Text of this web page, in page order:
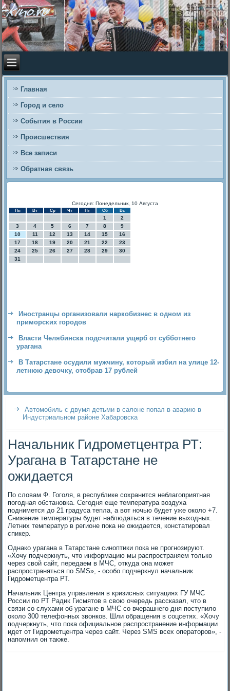
Главная
Город и село
События в России
Происшествия
Все записи
Обратная связь
Сегодня: Понедельник, 10 Августа
Пн Вт Ср Чт Пт Сб Вс
1
2
3
4 5 6 7 8
9
10
11 12 13 14 15
16
17
18 19 20 21 22
23
24
25 26 27 28 29
30
31
Иностранцы организовали наркобизнес в одном из
приморских городов
Власти Челябинска подсчитали ущерб от субботнего
урагана
В Татарстане осудили мужчину, который избил на улице 12-
летнюю девочку, отобрав 17 рублей
Автомобиль с двумя детьми в салоне попал в аварию в
Индустриальном районе Хабаровска
Начальник Гидрометцентра РТ:
Урагана в Татарстане не
ожидается
По словам Ф. Гоголя, в республике сохранится неблагоприятная
погодная обстановка. Сегодня еще температура воздуха
поднимется до 21 градуса тепла, а вот ночью будет уже около +7.
Снижение температуры будет наблюдаться в течение выходных.
Летних температур в регионе пока не ожидается, констатировал
спикер.
Однако урагана в Татарстане синоптики пока не прогнозируют.
«Хочу подчеркнуть, что информацию мы распространяем только
через свой сайт, передаем в МЧС, откуда она может
распространяться по SMS», - особо подчеркнул начальник
Гидрометцентра РТ.
Начальник Центра управления в кризисных ситуациях ГУ МЧС
России по РТ Радик Гисмятов в свою очередь рассказал, что в
связи со слухами об урагане в МЧС со вчерашнего дня поступило
около 300 телефонных звонков. Шли обращения в соцсетях. «Хочу
подчеркнуть, что пока официальное распространение информации
идет от Гидрометцентра через сайт. Через SMS всех операторов», -
напомнил он также.